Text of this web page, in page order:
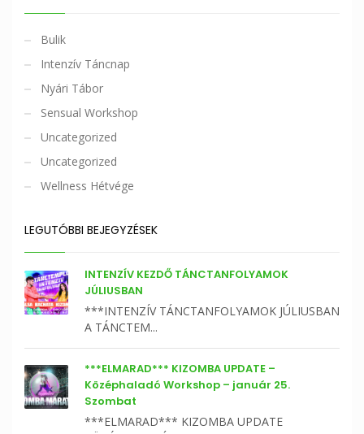
Bulik
Intenzív Táncnap
Nyári Tábor
Sensual Workshop
Uncategorized
Uncategorized
Wellness Hétvége
LEGUTÓBBI BEJEGYZÉSEK
INTENZÍV KEZDŐ TÁNCTANFOLYAMOK
JÚLIUSBAN
***INTENZÍV TÁNCTANFOLYAMOK JÚLIUSBAN
A TÁNCTEM...
***ELMARAD*** KIZOMBA UPDATE –
Középhaladó Workshop – január 25.
Szombat
***ELMARAD*** KIZOMBA UPDATE